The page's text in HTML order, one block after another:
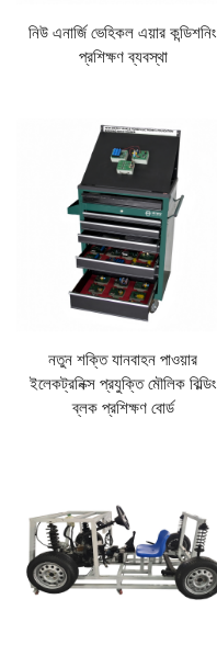
নিউ এনার্জি ভেহিকল এয়ার কন্ডিশনিং
প্রশিক্ষণ ব্যবস্থা
নতুন শক্তি যানবাহন পাওয়ার
ইলেকট্রনিক্স প্রযুক্তি মৌলিক বিল্ডিং
ব্লক প্রশিক্ষণ বোর্ড